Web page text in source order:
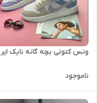
ونس کتونی بچه گانه نایک ایر
ناموجود